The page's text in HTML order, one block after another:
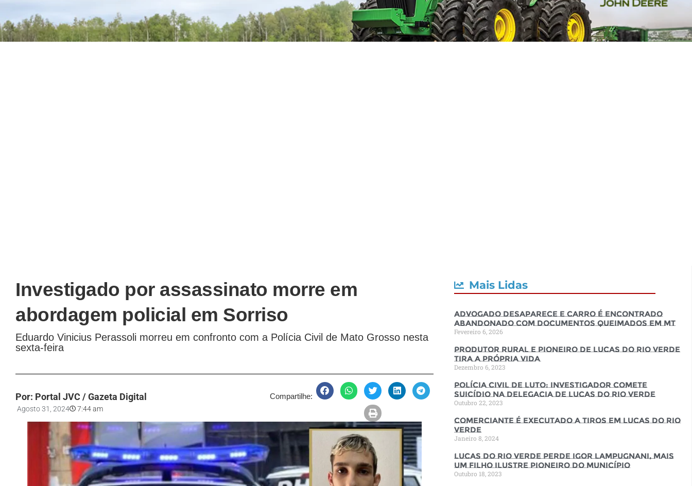
Investigado por assassinato morre em
abordagem policial em Sorriso
Eduardo Vinicius Perassoli morreu em confronto com a Polícia Civil de Mato Grosso nesta
sexta-feira
Por: Portal JVC / Gazeta Digital
Agosto 31, 2024 7:44 am
Compartilhe:
Mais Lidas
Advogado desaparece e carro é encontrado
abandonado com documentos queimados em MT
Fevereiro 6, 2026
Produtor rural e pioneiro de Lucas do Rio Verde
tira a própria vida
Dezembro 6, 2023
Polícia Civil de luto: Investigador comete
suicídio na Delegacia de Lucas do Rio Verde
Outubro 22, 2023
Comerciante é executado a tiros em Lucas do Rio
Verde
Janeiro 8, 2024
Lucas do Rio Verde perde Igor Lampugnani, mais
um filho ilustre pioneiro do município
Outubro 18, 2023